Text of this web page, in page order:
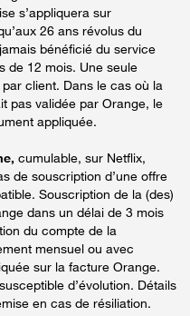
s’appliquera sur
26 ans révolus du
bénéficié du service
de 12 mois. Une seule
client. Dans le cas où la
pas validée par Orange, le
appliquée.
cumulable, sur Netflix,
de souscription d’une offre
Souscription de la (des)
dans un délai de 3 mois
du compte de la
mensuel ou avec
sur la facture Orange.
d’évolution. Détails
en cas de résiliation.